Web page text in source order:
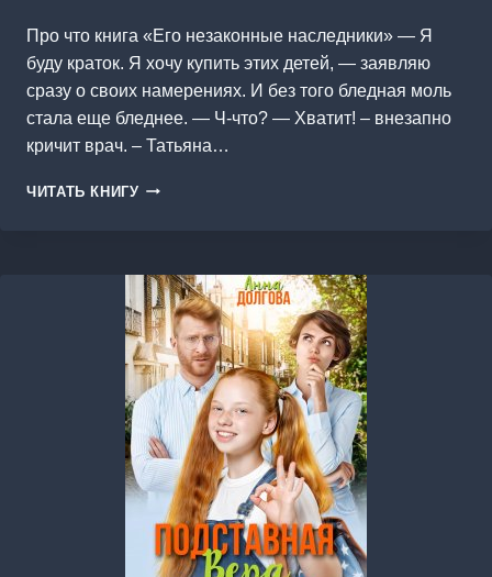
Про что книга «Его незаконные наследники» — Я
буду краток. Я хочу купить этих детей, — заявляю
сразу о своих намерениях. И без того бледная моль
стала еще бледнее. — Ч-что? — Хватит! – внезапно
кричит врач. – Татьяна…
ЧИТАТЬ КНИГУ ЕГО